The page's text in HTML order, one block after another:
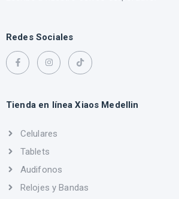
Redes Sociales
Tienda en línea Xiaos Medellin
Celulares
Tablets
Audifonos
Relojes y Bandas